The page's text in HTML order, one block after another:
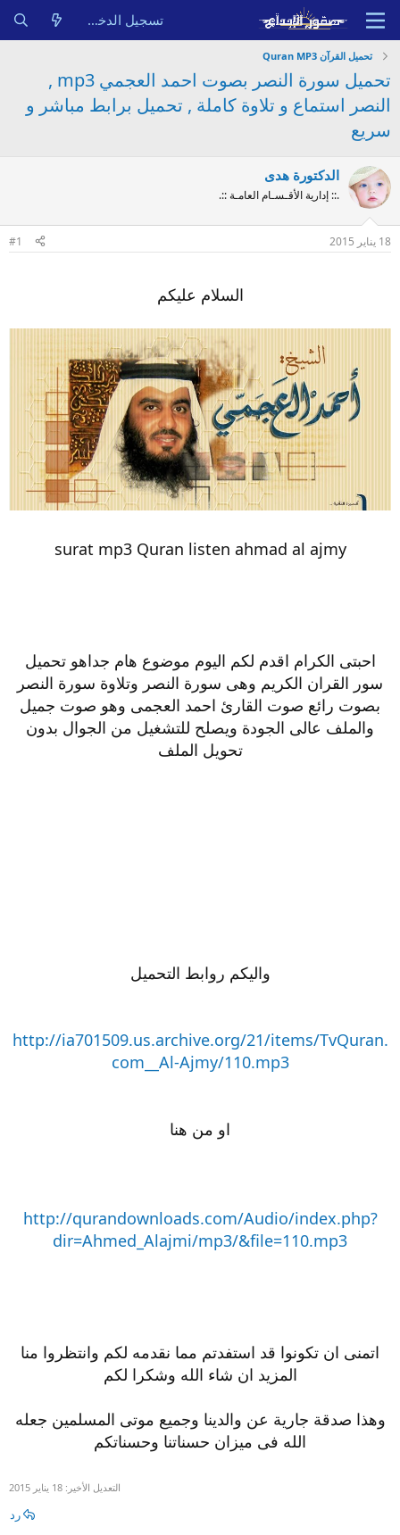
تسجيل الدخول
تحميل القرآن Quran MP3
تحميل سورة النصر بصوت احمد العجمي mp3 ,
النصر استماع و تلاوة كاملة , تحميل برابط مباشر و
سريع
الدكتورة هدى
.:: إدارية الأقـسـام العامـة ::.
18 يناير 2015 #1
السلام عليكم
surat mp3 Quran listen ahmad al ajmy
احبتى الكرام اقدم لكم اليوم موضوع هام جداهو تحميل
سور القران الكريم وهى سورة النصر وتلاوة سورة النصر
بصوت رائع صوت القارئ احمد العجمى وهو صوت جميل
والملف عالى الجودة ويصلح للتشغيل من الجوال بدون
تحويل الملف
واليكم روابط التحميل
http://ia701509.us.archive.org/21/items/TvQuran.
com__Al-Ajmy/110.mp3
او من هنا
http://qurandownloads.com/Audio/index.php?
dir=Ahmed_Alajmi/mp3/&file=110.mp3
اتمنى ان تكونوا قد استفدتم مما نقدمه لكم وانتظروا منا
المزيد ان شاء الله وشكرا لكم
وهذا صدقة جارية عن والدينا وجميع موتى المسلمين جعله
الله فى ميزان حسناتنا وحسناتكم
التعديل الأخير: 18 يناير 2015
رد